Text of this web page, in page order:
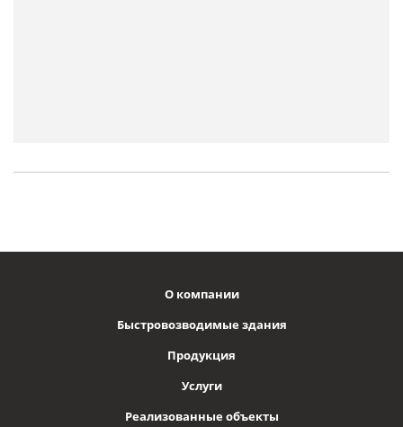
О компании
Быстровозводимые здания
Продукция
Услуги
Реализованные объекты